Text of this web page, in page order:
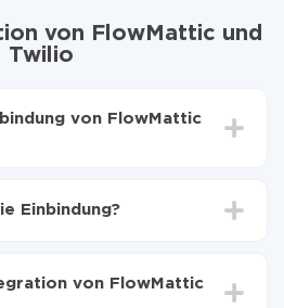
von FlowMattic und
Twilio
von FlowMattic
übertragen
Einbindung?
es 10-15 Minuten.von FlowMattic